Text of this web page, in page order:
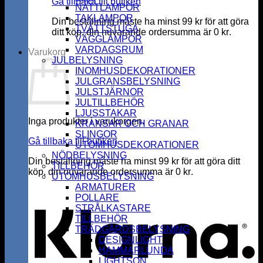
Din beställning måste ha minst99 kr för att göra
ditt köp, din nuvarande ordersumma är 0 kr.
Varukorg
Inga produkter i varukorgen.
Gå tillbaka till butiken
Din beställning måste ha minst99 kr för att göra ditt
köp, din nuvarande ordersumma är 0 kr.
NATTLAMPOR
TAKLAMPOR
TVÄTTSTUGA
VÄGGLAMPOR
VARDAGSRUM
JULBELYSNING
INOMHUSDEKORATIONER
JULGRANSBELYSNING
JULSTJÄRNOR
JULTILLBEHÖR
LJUSSTAKAR
KRANSAR OCH GRANAR
SLINGOR
UTOMHUSDEKORATIONER
NÖDBELYSNING
TILLBEHÖR
UTOMHUSBELYSNING
ARMATURER
POLLARE
STRÅLKASTARE
TILLBEHÖR
TRÄDGÅRDSBELYSNING
DESIGNLIGHT
HAMMARLUNDA
LIGHTSON